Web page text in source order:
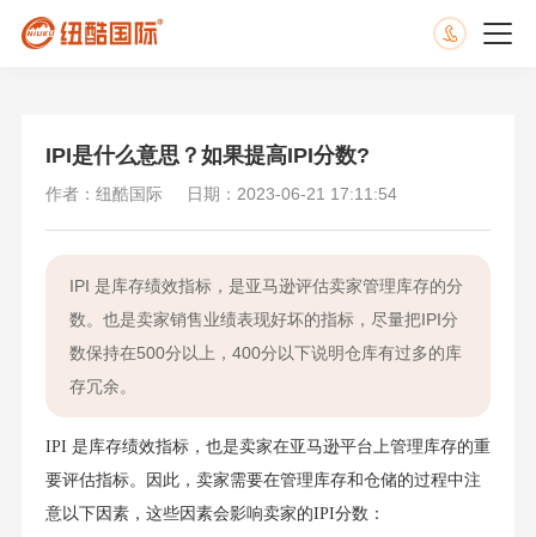
IPI是什么意思？如果提高IPI分数?
作者：纽酷国际 日期：2023-06-21 17:11:54
IPI 是库存绩效指标，是亚马逊评估卖家管理库存的分
数。也是卖家销售业绩表现好坏的指标，尽量把IPI分
数保持在500分以上，400分以下说明仓库有过多的库
存冗余。
IPI 是库存绩效指标，也是卖家在亚马逊平台上管理库存的重
要评估指标。因此，卖家需要在管理库存和仓储的过程中注
意以下因素，这些因素会影响卖家的IPI分数：